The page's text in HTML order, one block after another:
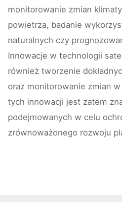
monitorowanie zmian
powietrza, badanie
naturalnych czy
Innowacje w technologii
również tworzenie
oraz monitorowanie zmian w
tych innowacji jest zatem
podejmowanych w celu
zrównoważonego rozwoju